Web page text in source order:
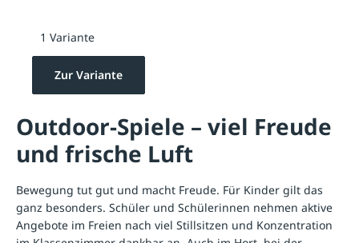
1 Variante
Zur Variante
Outdoor-Spiele – viel Freude
und frische Luft
Bewegung tut gut und macht Freude. Für Kinder gilt das
ganz besonders. Schüler und Schülerinnen nehmen aktive
Angebote im Freien nach viel Stillsitzen und Konzentration